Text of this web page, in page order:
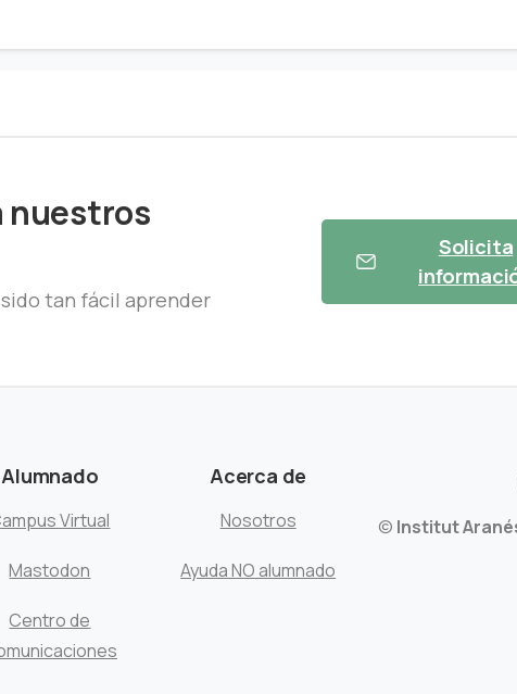
nuestros
tan fácil aprender
Solicita
Alumnado
Virtual
Mastodon
Centro de
Acerca de
Nosotros
Ayuda NO alumnado
© Institut